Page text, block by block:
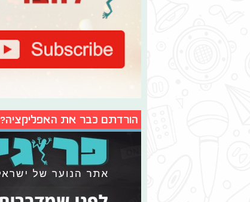
הורדתם כבר את האפליקציה?